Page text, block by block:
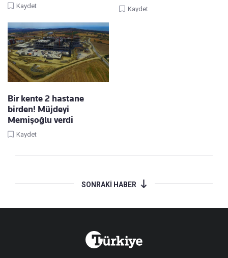
Kaydet Kaydet
Bir kente 2 hastane
birden! Müjdeyi
Memişoğlu verdi
Kaydet
SONRAKİ HABER